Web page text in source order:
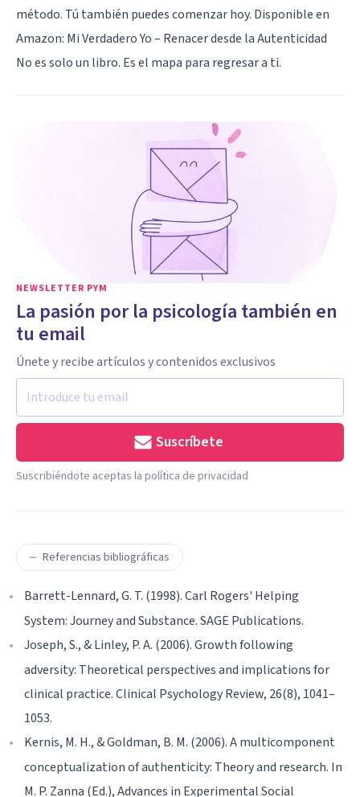
método. Tú también puedes comenzar hoy. Disponible en
Amazon: Mi Verdadero Yo – Renacer desde la Autenticidad
No es solo un libro. Es el mapa para regresar a ti.
NEWSLETTER PYM
La pasión por la psicología también en
tu email
Únete y recibe artículos y contenidos exclusivos
Suscríbete
Suscribiéndote aceptas la política de privacidad
Referencias bibliográficas
Barrett-Lennard, G. T. (1998). Carl Rogers' Helping
System: Journey and Substance. SAGE Publications.
Joseph, S., & Linley, P. A. (2006). Growth following
adversity: Theoretical perspectives and implications for
clinical practice. Clinical Psychology Review, 26(8), 1041–
1053.
Kernis, M. H., & Goldman, B. M. (2006). A multicomponent
conceptualization of authenticity: Theory and research. In
M. P. Zanna (Ed.), Advances in Experimental Social